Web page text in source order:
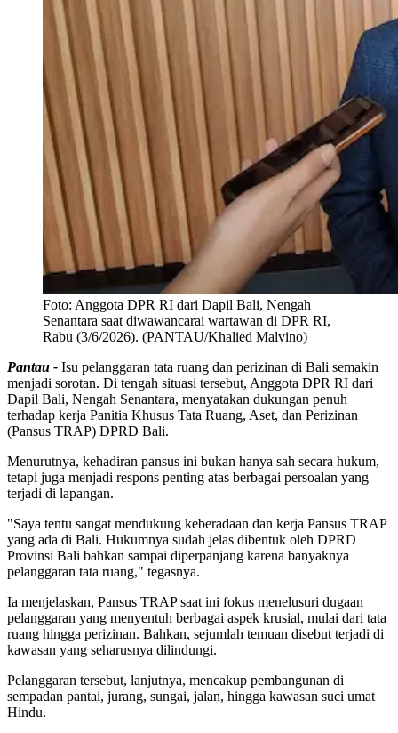
Foto: Anggota DPR RI dari Dapil Bali, Nengah
Senantara saat diwawancarai wartawan di DPR RI,
Rabu (3/6/2026). (PANTAU/Khalied Malvino)
Pantau - Isu pelanggaran tata ruang dan perizinan di Bali semakin
menjadi sorotan. Di tengah situasi tersebut, Anggota DPR RI dari
Dapil Bali, Nengah Senantara, menyatakan dukungan penuh
terhadap kerja Panitia Khusus Tata Ruang, Aset, dan Perizinan
(Pansus TRAP) DPRD Bali.
Menurutnya, kehadiran pansus ini bukan hanya sah secara hukum,
tetapi juga menjadi respons penting atas berbagai persoalan yang
terjadi di lapangan.
"Saya tentu sangat mendukung keberadaan dan kerja Pansus TRAP
yang ada di Bali. Hukumnya sudah jelas dibentuk oleh DPRD
Provinsi Bali bahkan sampai diperpanjang karena banyaknya
pelanggaran tata ruang," tegasnya.
Ia menjelaskan, Pansus TRAP saat ini fokus menelusuri dugaan
pelanggaran yang menyentuh berbagai aspek krusial, mulai dari tata
ruang hingga perizinan. Bahkan, sejumlah temuan disebut terjadi di
kawasan yang seharusnya dilindungi.
Pelanggaran tersebut, lanjutnya, mencakup pembangunan di
sempadan pantai, jurang, sungai, jalan, hingga kawasan suci umat
Hindu.